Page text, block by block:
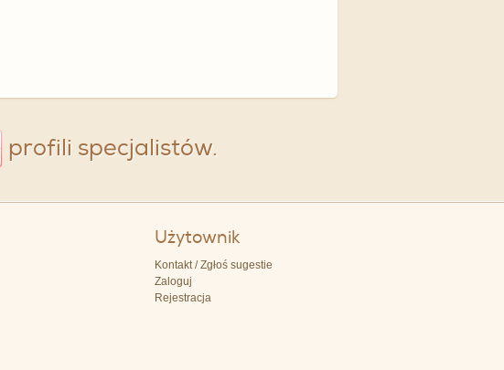
profili specjalistów.
Użytownik
Kontakt / Zgłoś sugestie
Zaloguj
Rejestracja